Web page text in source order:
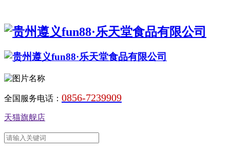
全国服务电话： 0856-7239909
天猫旗舰店